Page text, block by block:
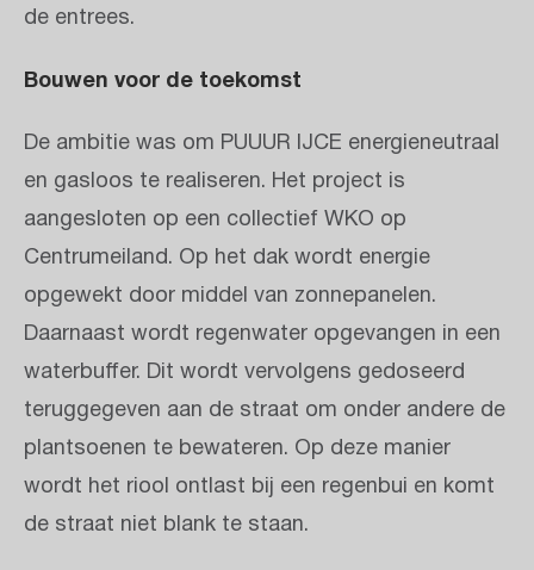
de entrees.
Bouwen voor de toekomst
De ambitie was om PUUUR IJCE energieneutraal
en gasloos te realiseren. Het project is
aangesloten op een collectief WKO op
Centrumeiland. Op het dak wordt energie
opgewekt door middel van zonnepanelen.
Daarnaast wordt regenwater opgevangen in een
waterbuffer. Dit wordt vervolgens gedoseerd
teruggegeven aan de straat om onder andere de
plantsoenen te bewateren. Op deze manier
wordt het riool ontlast bij een regenbui en komt
de straat niet blank te staan.